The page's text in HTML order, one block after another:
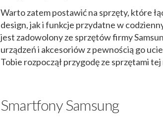
Warto zatem postawić na sprzęty, które
design, jak i funkcje przydatne w
jest zadowolony ze sprzętów firmy
urządzeń i akcesoriów z pewnością go
Tobie rozpoczął przygodę ze sprzętami tej
Smartfony Samsung